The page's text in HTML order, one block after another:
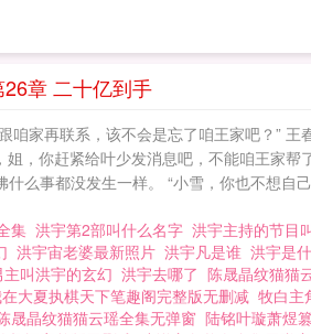
26章 二十亿到手
咱家再联系，该不会是忘了咱王家吧？”
，你赶紧给叶少发消息吧，不能咱王家
么事都没发生一样。 “小雪，你也不想
集 洪宇第2部叫什么名字 洪宇主持的节目
洪宇宙老婆最新照片 洪宇凡是谁 洪宇是
主叫洪宇的玄幻 洪宇去哪了 陈晟晶纹猫猫
大夏执棋天下笔趣阁完整版无删减 牧白主
晟晶纹猫猫云瑶全集无弹窗 陆铭叶璇萧煜